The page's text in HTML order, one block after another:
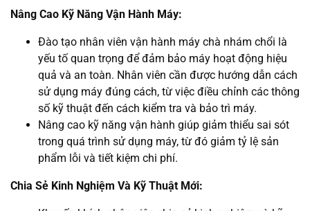
Nâng Cao Kỹ Năng Vận Hành Máy:
Đào tạo nhân viên vận hành máy chà nhám chổi là
yếu tố quan trọng để đảm bảo máy hoạt động hiệu
quả và an toàn. Nhân viên cần được hướng dẫn cách
sử dụng máy đúng cách, từ việc điều chỉnh các thông
số kỹ thuật đến cách kiểm tra và bảo trì máy.
Nâng cao kỹ năng vận hành giúp giảm thiểu sai sót
trong quá trình sử dụng máy, từ đó giảm tỷ lệ sản
phẩm lỗi và tiết kiệm chi phí.
Chia Sẻ Kinh Nghiệm Và Kỹ Thuật Mới: